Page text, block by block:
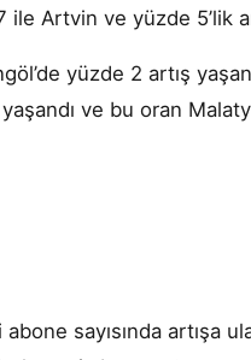
Artvin ve yüzde 5’lik
yüzde 2 artış
ve bu oran
sayısında artışa